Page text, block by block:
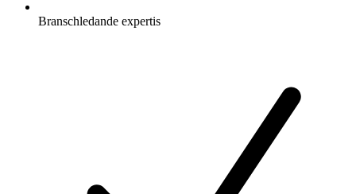
Branschledande expertis